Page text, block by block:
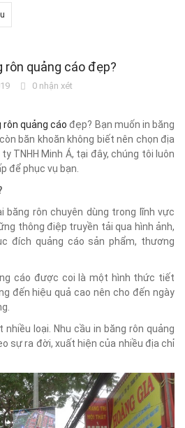
quảng cáo đẹp?
0 nhận xét
rôn quảng cáo đẹp? Bạn muốn in băng
băn khoăn không biết nên chọn địa
TNHH Minh Á, tại đây, chúng tôi luôn
để phục vụ bạn.
băng rôn chuyên dùng trong lĩnh vực
thông điệp truyền tải qua hình ảnh,
đích quảng cáo sản phẩm, thương
cáo được coi là một hình thức tiết
đến hiệu quả cao nên cho đến ngày
nhiều loại. Nhu cầu in băng rôn quảng
sự ra đời, xuất hiện của nhiều địa chỉ